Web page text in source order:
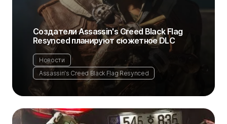
Создатели Assassin's Creed Black Flag
Resynced планируют сюжетное DLC
Новости
Assassin's Creed Black Flag Resynced